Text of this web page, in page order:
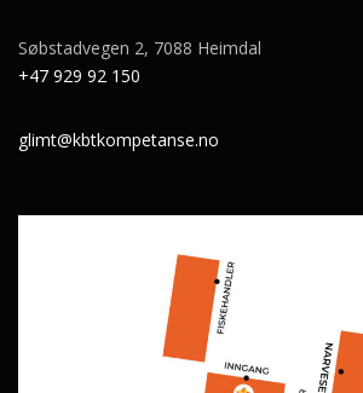
Søbstadvegen 2, 7088 Heimdal
+47 929 92 150
glimt@kbtkompetanse.no